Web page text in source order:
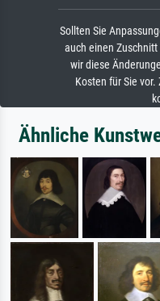
Sollten Sie
auch einen
wir diese
Kosten für Sie
Ähnliche